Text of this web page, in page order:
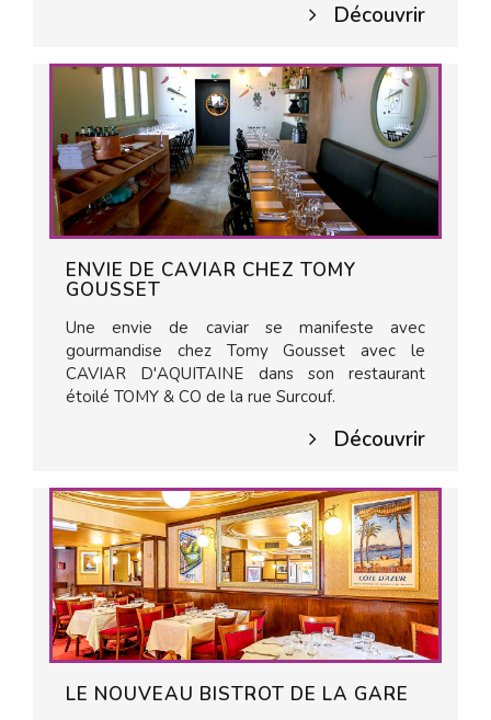
Découvrir
ENVIE DE CAVIAR CHEZ TOMY
GOUSSET
Une envie de caviar se manifeste avec
gourmandise chez Tomy Gousset avec le
CAVIAR D'AQUITAINE dans son restaurant
étoilé TOMY & CO de la rue Surcouf.
Découvrir
LE NOUVEAU BISTROT DE LA GARE